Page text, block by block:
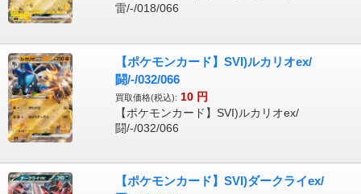
雷/-/018/066
【ポケモンカード】SVI)ルカリオex/
闘/-/032/066
買取価格(税込): 10 円
【ポケモンカード】SVI)ルカリオex/
闘/-/032/066
【ポケモンカード】SVI)ダークライex/